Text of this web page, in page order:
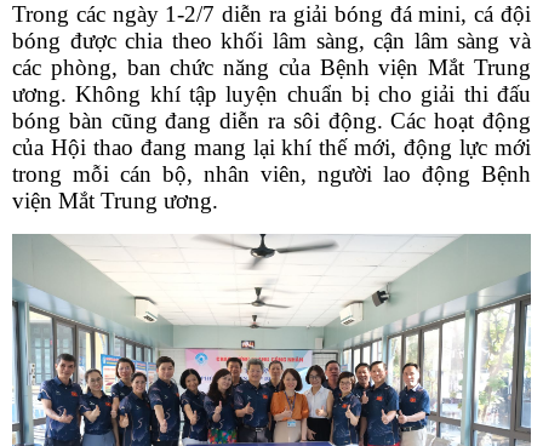
Trong các ngày 1-2/7 diễn ra giải bóng đá mini, cá đội
bóng được chia theo khối lâm sàng, cận lâm sàng và
các phòng, ban chức năng của Bệnh viện Mắt Trung
ương. Không khí tập luyện chuẩn bị cho giải thi đấu
bóng bàn cũng đang diễn ra sôi động. Các hoạt động
của Hội thao đang mang lại khí thế mới, động lực mới
trong mỗi cán bộ, nhân viên, người lao động Bệnh
viện Mắt Trung ương.